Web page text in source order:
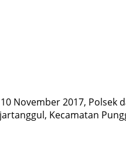
November 2017, Polsek
Kecamatan